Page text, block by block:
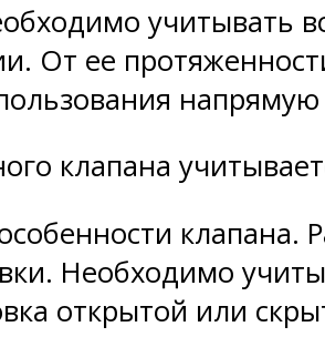
учитывать
От ее
клапана
Необходимо
открытой или